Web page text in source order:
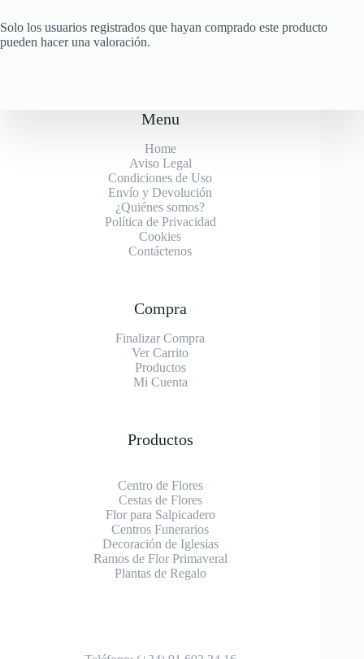
Solo los usuarios registrados que hayan comprado este producto
pueden hacer una valoración.
Menu
Home
Aviso Legal
Condiciones de Uso
Envío y Devolución
¿Quiénes somos?
Política de Privacidad
Cookies
Contáctenos
Compra
Finalizar Compra
Ver Carrito
Productos
Mi Cuenta
Productos
Centro de Flores
Cestas de Flores
Flor para Salpicadero
Centros Funerarios
Decoración de Iglesias
Ramos de Flor Primaveral
Plantas de Regalo